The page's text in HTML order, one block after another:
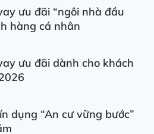
ưu đãi “ngôi nhà đầu
hàng cá nhân
ưu đãi dành cho khách
dụng “An cư vững bước”